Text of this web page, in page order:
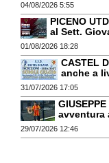
04/08/2026 5:55
PICENO
al Sett.
01/08/2026 18:28
CASTEL
anche a
31/07/2026 17:05
avventura
29/07/2026 12:46